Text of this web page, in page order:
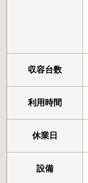
収容台数
利用時間
休業日
設備